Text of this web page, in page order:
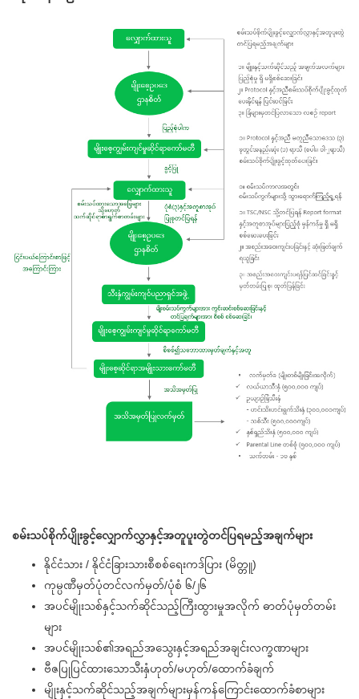
စမ်းသပ်စိုက်ပျိုးခွင့်လျှောက်လွှာနှင့်အတူပူးတွဲတင်ပြရမည့်အချက်များ
နိုင်ငံသား / နိုင်ငံခြားသားစီစစ်ရေးကဒ်ပြား (မိတ္တူ)
ကုမ္ပဏီမှတ်ပုံတင်လက်မှတ်/ပုံစံ ၆/၂၆
အပင်မျိုးသစ်နှင့်သက်ဆိုင်သည့်ကြီးထွားမှုအလိုက် ဓာတ်ပုံမှတ်တမ်း
များ
အပင်မျိုးသစ်၏အရည်အသွေးနှင့်အရည်အချင်းလက္ခဏာများ
ဗီဇပြုပြင်ထားသောသီးနှံဟုတ်/မဟုတ်/ထောက်ခံချက်
မျိုးနှင့်သက်ဆိုင်သည့်အချက်များမှန်ကန်ကြောင်းထောက်ခံစာများ